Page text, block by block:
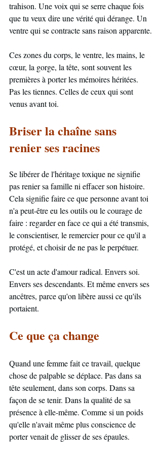
trahison. Une voix qui se serre chaque fois
que tu veux dire une vérité qui dérange. Un
ventre qui se contracte sans raison apparente.
Ces zones du corps, le ventre, les mains, le
cœur, la gorge, la tête, sont souvent les
premières à porter les mémoires héritées.
Pas les tiennes. Celles de ceux qui sont
venus avant toi.
Briser la chaîne sans
renier ses racines
Se libérer de l'héritage toxique ne signifie
pas renier sa famille ni effacer son histoire.
Cela signifie faire ce que personne avant toi
n'a peut-être eu les outils ou le courage de
faire : regarder en face ce qui a été transmis,
le conscientiser, le remercier pour ce qu'il a
protégé, et choisir de ne pas le perpétuer.
C'est un acte d'amour radical. Envers soi.
Envers ses descendants. Et même envers ses
ancêtres, parce qu'on libère aussi ce qu'ils
portaient.
Ce que ça change
Quand une femme fait ce travail, quelque
chose de palpable se déplace. Pas dans sa
tête seulement, dans son corps. Dans sa
façon de se tenir. Dans la qualité de sa
présence à elle-même. Comme si un poids
qu'elle n'avait même plus conscience de
porter venait de glisser de ses épaules.